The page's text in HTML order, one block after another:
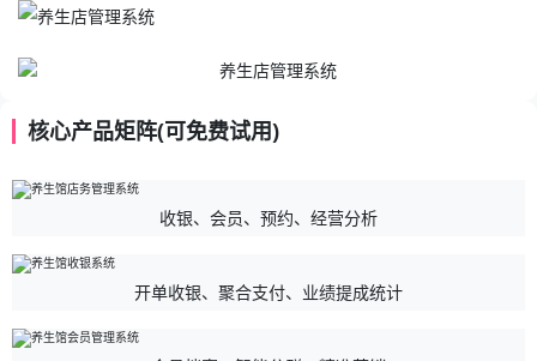
核心产品矩阵(可免费试用)
收银、会员、预约、经营分析
开单收银、聚合支付、业绩提成统计